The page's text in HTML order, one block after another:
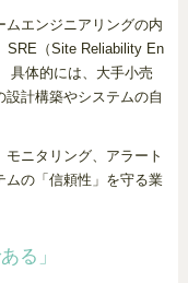
エンジニアリングの内
SRE（Site Reliability En
具体的には、大手小売
計構築やシステムの自
ニタリング、アラート
ムの「信頼性」を守る業
る」